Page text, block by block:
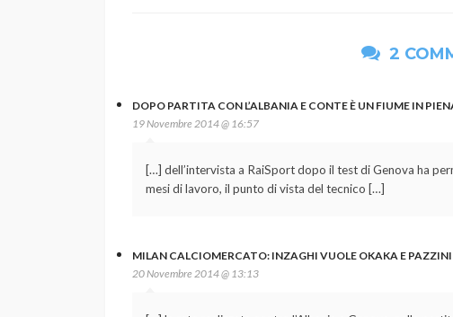
2
DOPO PARTITA CON L’ALBANIA E CONTE È UN FIUME IN
19 Novembre 2014 @ 16:57
[…] dell’intervista a RaiSport dopo il test di Genova ha
mesi di lavoro, il punto di vista del tecnico […]
MILAN CALCIOMERCATO: INZAGHI VUOLE OKAKA E
20 Novembre 2014 @ 13:13